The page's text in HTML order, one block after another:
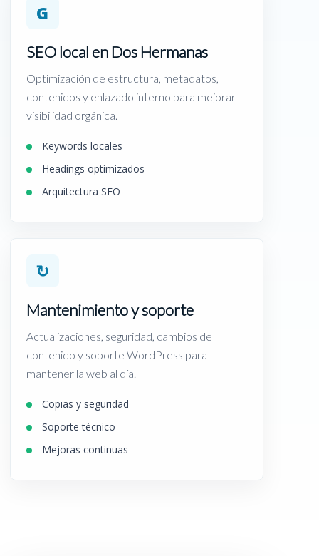
G
SEO local en Dos Hermanas
Optimización de estructura, metadatos,
contenidos y enlazado interno para mejorar
visibilidad orgánica.
Keywords locales
Headings optimizados
Arquitectura SEO
↻
Mantenimiento y soporte
Actualizaciones, seguridad, cambios de
contenido y soporte WordPress para
mantener la web al día.
Copias y seguridad
Soporte técnico
Mejoras continuas